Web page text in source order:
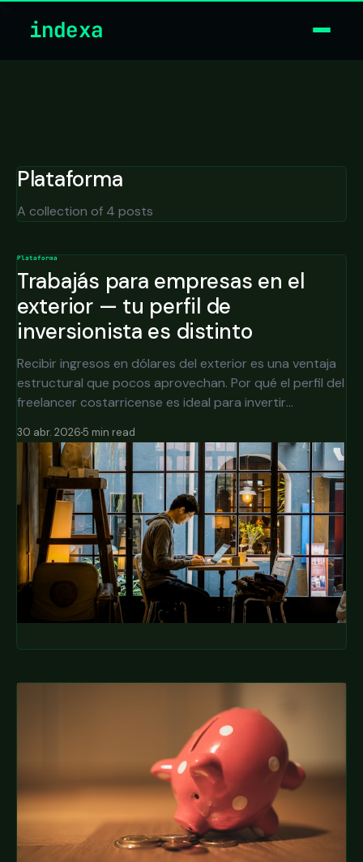
indexa
Plataforma
A collection of 4 posts
Plataforma
Trabajás para empresas en el
exterior — tu perfil de
inversionista es distinto
Recibir ingresos en dólares del exterior es una ventaja
estructural que pocos aprovechan. Por qué el perfil del
freelancer costarricense es ideal para invertir
30 abr. 20265 min read